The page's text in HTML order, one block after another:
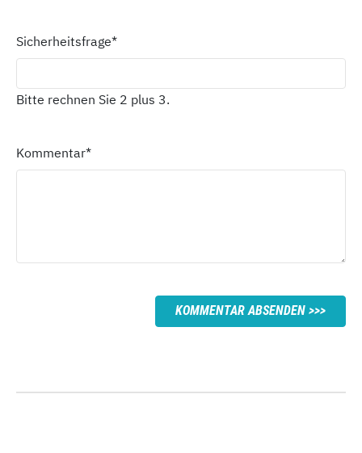
Sicherheitsfrage*
Bitte rechnen Sie 2 plus 3.
Kommentar*
KOMMENTAR ABSENDEN